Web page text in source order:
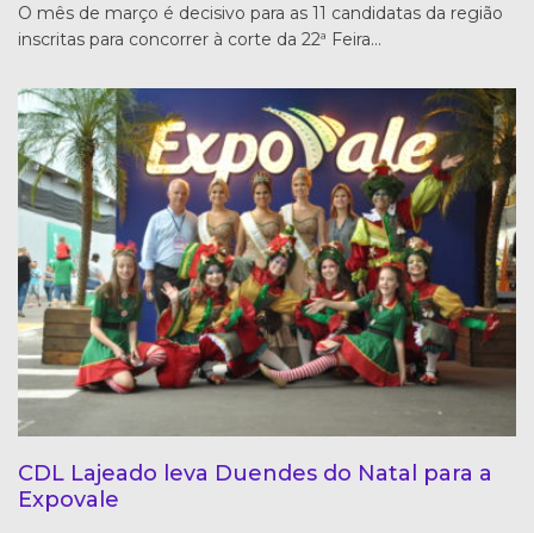
O mês de março é decisivo para as 11 candidatas da região
inscritas para concorrer à corte da 22ª Feira…
CDL Lajeado leva Duendes do Natal para a
Expovale